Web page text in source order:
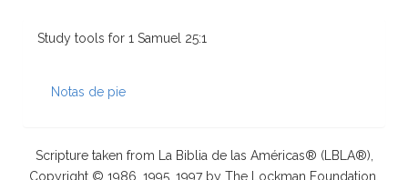
Study tools for 1 Samuel 25:1
Notas de pie
Scripture taken from La Biblia de las Américas® (LBLA®),
Copyright © 1986, 1995, 1997 by The Lockman Foundation.